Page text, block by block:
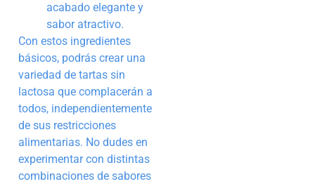
acabado elegante y
sabor atractivo.
Con estos ingredientes
básicos, podrás crear una
variedad de tartas sin
lactosa que complacerán a
todos, independientemente
de sus restricciones
alimentarias. No dudes en
experimentar con distintas
combinaciones de sabores